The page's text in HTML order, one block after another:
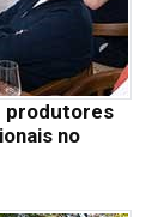
produtores
no